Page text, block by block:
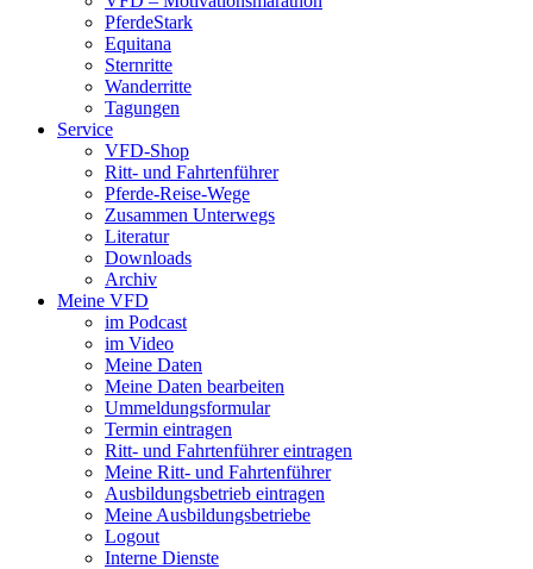
PferdeStark
Equitana
Sternritte
Wanderritte
Tagungen
Service
VFD-Shop
Ritt- und Fahrtenführer
Pferde-Reise-Wege
Zusammen Unterwegs
Literatur
Downloads
Archiv
Meine VFD
im Podcast
im Video
Meine Daten
Meine Daten bearbeiten
Ummeldungsformular
Termin eintragen
Ritt- und Fahrtenführer eintragen
Meine Ritt- und Fahrtenführer
Ausbildungsbetrieb eintragen
Meine Ausbildungsbetriebe
Logout
Interne Dienste